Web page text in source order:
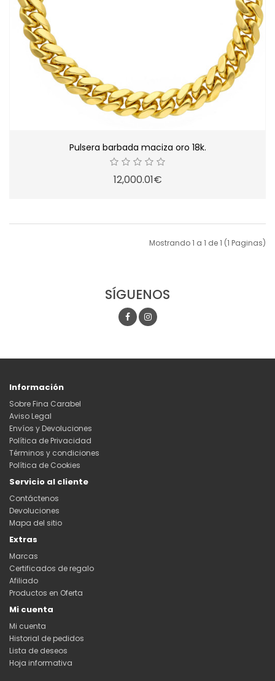
Pulsera barbada maciza oro 18k.
12,000.01€
Mostrando 1 a 1 de 1 (1 Paginas)
SÍGUENOS
Información
Sobre Fina Carabel
Aviso Legal
Envíos y Devoluciones
Política de Privacidad
Términos y condiciones
Política de Cookies
Servicio al cliente
Contáctenos
Devoluciones
Mapa del sitio
Extras
Marcas
Certificados de regalo
Afiliado
Productos en Oferta
Mi cuenta
Mi cuenta
Historial de pedidos
Lista de deseos
Hoja informativa